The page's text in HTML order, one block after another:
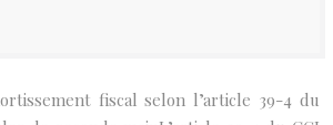
fiscal selon l’article 39-4 du